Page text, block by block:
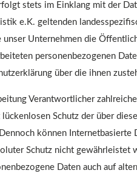
stets im Einklang mit der
e.K. geltenden
Unternehmen die
personenbezogenen
über die ihnen
Verantwortlicher
Schutz der über
können Internetbasierte
Schutz nicht gewährleistet
Daten auch auf